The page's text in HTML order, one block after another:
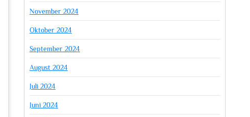
November 2024
Oktober 2024
September 2024
August 2024
Juli 2024
Juni 2024